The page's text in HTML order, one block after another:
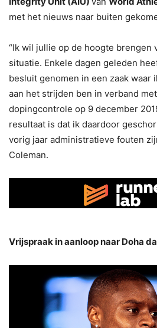
met het nieuws naar buiten
“Ik wil jullie op de hoogte brengen
situatie. Enkele dagen geleden
besluit genomen in een zaak waar
aan het strijden ben in verband
dopingcontrole op 9 december
resultaat is dat ik daardoor
vorig jaar administratieve fouten
Coleman.
Vrijspraak in aanloop naar Doha